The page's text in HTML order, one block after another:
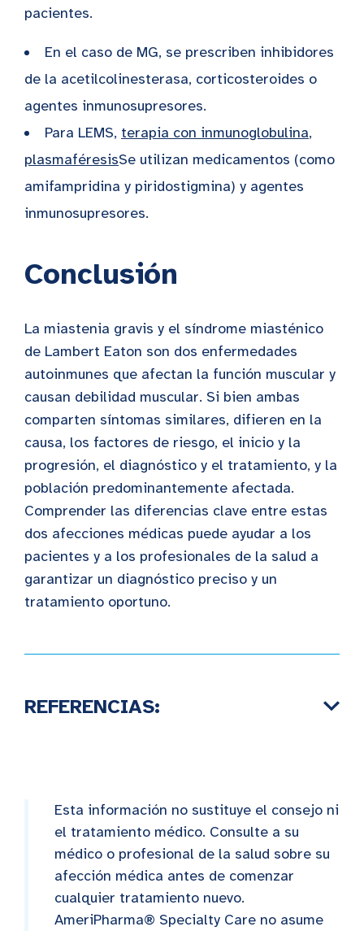
pacientes.
En el caso de MG, se prescriben inhibidores
de la acetilcolinesterasa, corticosteroides o
agentes inmunosupresores.
Para LEMS, terapia con inmunoglobulina,
plasmaféresisSe utilizan medicamentos (como
amifampridina y piridostigmina) y agentes
inmunosupresores.
Conclusión
La miastenia gravis y el síndrome miasténico
de Lambert Eaton son dos enfermedades
autoinmunes que afectan la función muscular y
causan debilidad muscular. Si bien ambas
comparten síntomas similares, difieren en la
causa, los factores de riesgo, el inicio y la
progresión, el diagnóstico y el tratamiento, y la
población predominantemente afectada.
Comprender las diferencias clave entre estas
dos afecciones médicas puede ayudar a los
pacientes y a los profesionales de la salud a
garantizar un diagnóstico preciso y un
tratamiento oportuno.
REFERENCIAS:
Esta información no sustituye el consejo ni
el tratamiento médico. Consulte a su
médico o profesional de la salud sobre su
afección médica antes de comenzar
cualquier tratamiento nuevo.
AmeriPharma® Specialty Care no asume